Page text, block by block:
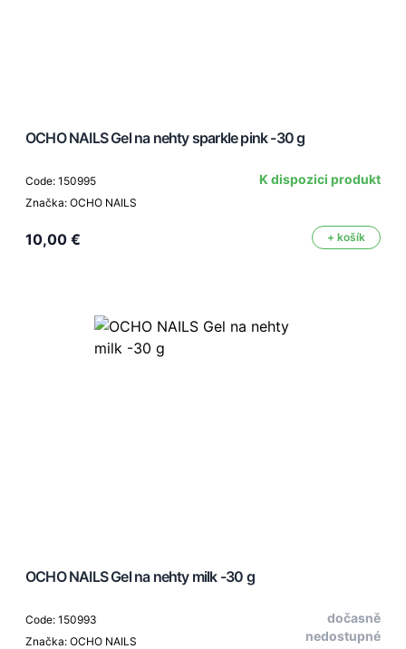
OCHO NAILS Gel na nehty sparkle pink -30 g
Code: 150995
Značka: OCHO NAILS
K dispozici produkt
10,00 € + košík
OCHO NAILS Gel na nehty milk -30 g
Code: 150993
Značka: OCHO NAILS
dočasně
nedostupné